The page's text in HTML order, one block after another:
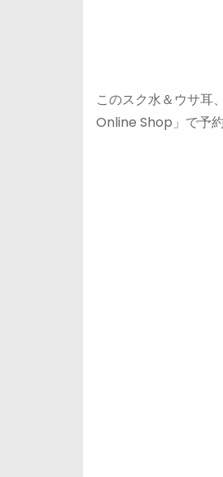
このスク水＆ウサ耳
Online Shop」で予